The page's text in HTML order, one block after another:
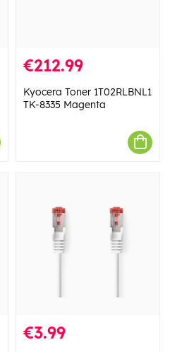
€212.99
Kyocera Toner 1T02RLBNL1
TK-8335 Magenta
€3.99